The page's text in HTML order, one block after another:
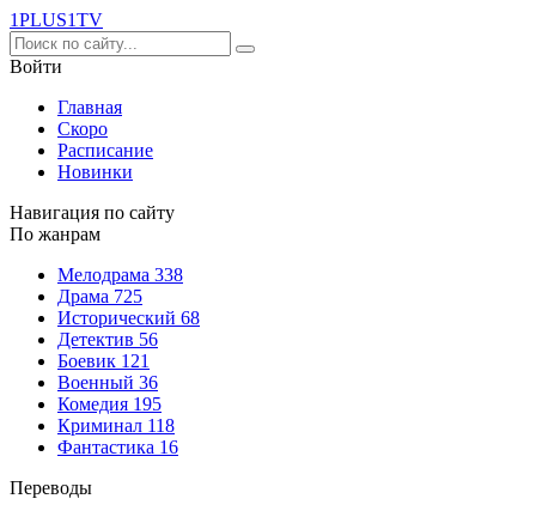
1PLUS1TV
Войти
Главная
Скоро
Расписание
Новинки
Навигация по сайту
По жанрам
Мелодрама 338
Драма 725
Исторический 68
Детектив 56
Боевик 121
Военный 36
Комедия 195
Криминал 118
Фантастика 16
Переводы